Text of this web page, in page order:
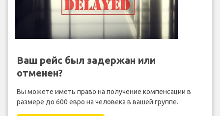
Ваш рейс был задержан или
отменен?
Вы можете иметь право на получение компенсации в
размере до 600 евро на человека в вашей группе.